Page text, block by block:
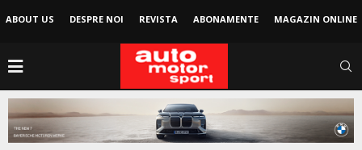
ABOUT US DESPRE NOI REVISTA ABONAMENTE MAGAZIN ONLINE